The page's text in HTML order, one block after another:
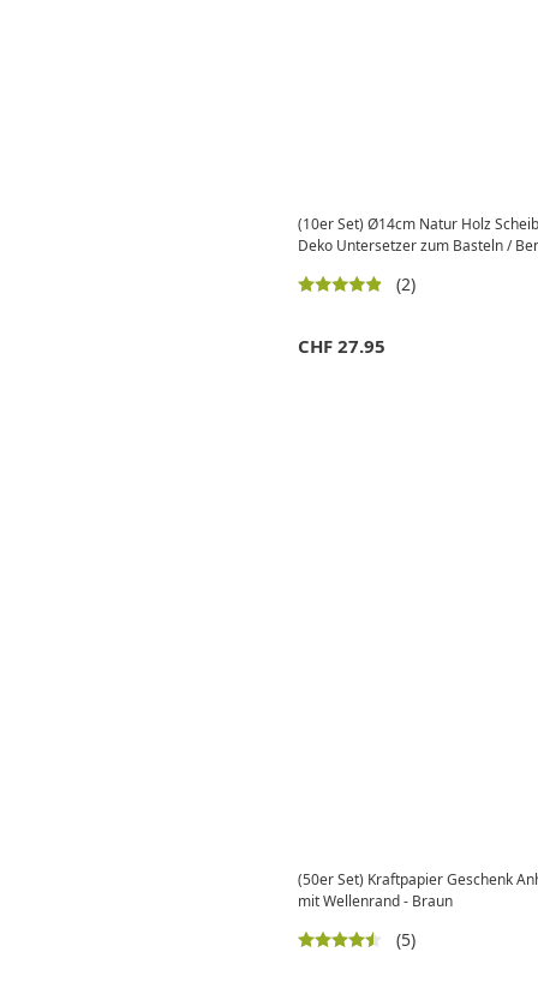
(10er Set) Ø14cm Natur Holz
Deko Untersetzer zum Basteln /
(2)
CHF 27.95
(50er Set) Kraftpapier Geschenk
mit Wellenrand - Braun
(5)